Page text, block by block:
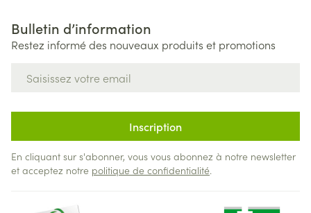
Bulletin d’information
Restez informé des nouveaux produits et promotions
Inscription
En cliquant sur s'abonner, vous vous abonnez à notre newsletter
et acceptez notre politique de confidentialité.